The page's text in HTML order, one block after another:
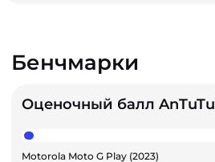
Бенчмарки
Оценочный балл AnTuTu
Motorola Moto G Play (2023)